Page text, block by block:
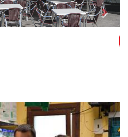
Next